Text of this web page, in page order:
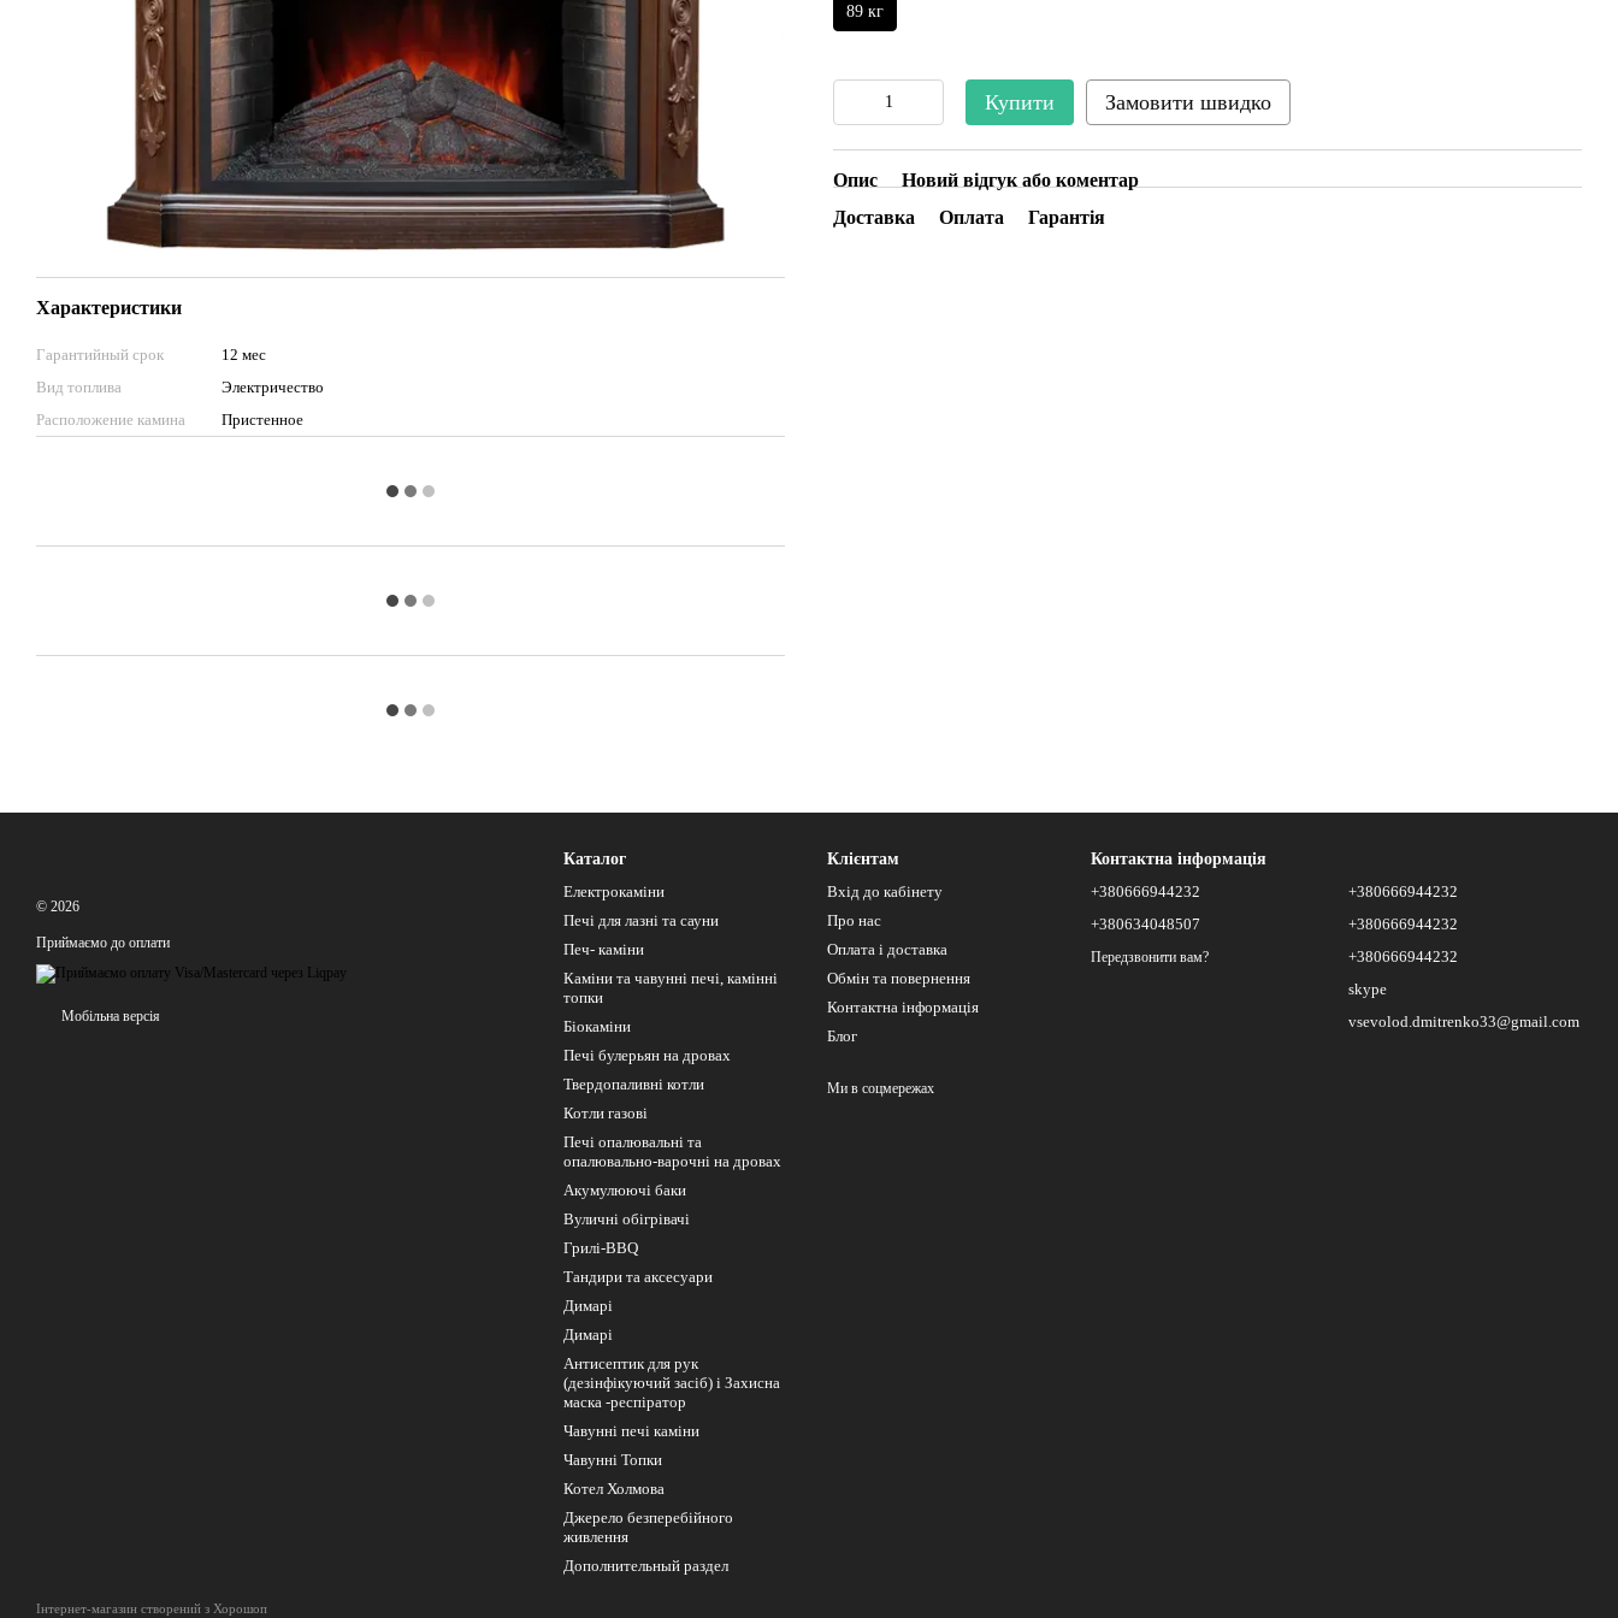
Характеристики
Гарантийный срок
12 мес
Вид топлива
Электричество
Расположение камина
Пристенное
89 кг
Купити Замовити швидко
Опис
Новий відгук або коментар
Доставка
Оплата Гарантія
© 2026
Приймаємо до оплати
Мобільна версія
Інтернет-магазин створений з Хорошоп
Каталог
Електрокаміни
Печі для лазні та сауни
Печ- каміни
Каміни та чавунні печі, камінні
топки
Біокаміни
Печі булерьян на дровах
Твердопаливні котли
Котли газові
Печі опалювальні та
опалювально-варочні на дровах
Акумулюючі баки
Вуличні обігрівачі
Грилі-BBQ
Тандири та аксесуари
Димарі
Димарі
Антисептик для рук
(дезінфікуючий засіб) і Захисна
маска -респіратор
Чавунні печі каміни
Чавунні Топки
Котел Холмова
Джерело безперебійного
живлення
Дополнительный раздел
Клієнтам
Вхід до кабінету
Про нас
Оплата і доставка
Обмін та повернення
Контактна інформація
Блог
Ми в соцмережах
Контактна інформація
+380666944232
+380634048507
Передзвонити вам?
+380666944232
+380666944232
+380666944232
skype
vsevolod.dmitrenko33@gmail.com